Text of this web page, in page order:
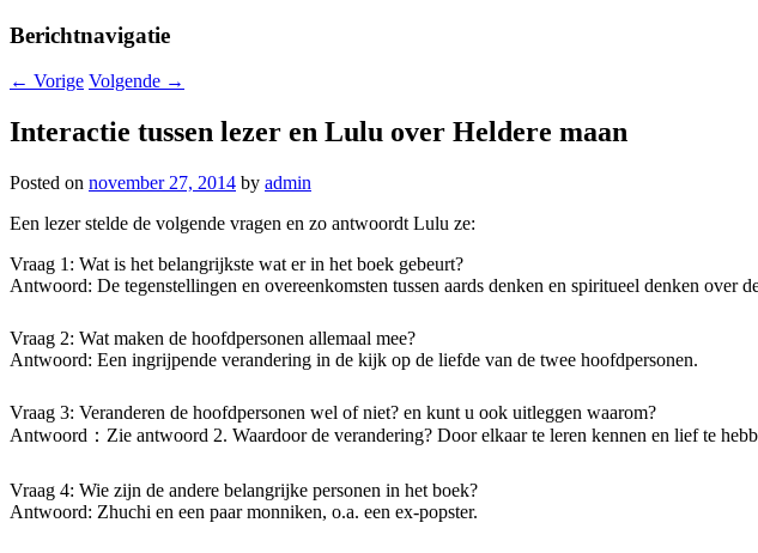
Berichtnavigatie
← Vorige Volgende →
Interactie tussen lezer en Lulu over Heldere maan
Posted on november 27, 2014 by admin
Een lezer stelde de volgende vragen en zo antwoordt Lulu ze:
Vraag 1: Wat is het belangrijkste wat er in het boek gebeurt?
Antwoord: De tegenstellingen en overeenkomsten tussen aards denken en spiritueel denken over
Vraag 2: Wat maken de hoofdpersonen allemaal mee?
Antwoord: Een ingrijpende verandering in de kijk op de liefde van de twee hoofdpersonen.
Vraag 3: Veranderen de hoofdpersonen wel of niet? en kunt u ook uitleggen waarom?
Antwoord：Zie antwoord 2. Waardoor de verandering? Door elkaar te leren kennen en lief te
Vraag 4: Wie zijn de andere belangrijke personen in het boek?
Antwoord: Zhuchi en een paar monniken, o.a. een ex-popster.